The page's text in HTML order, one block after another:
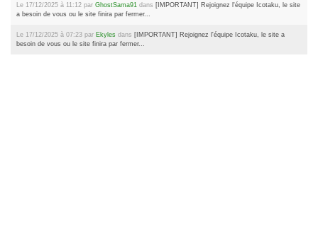
Le 17/12/2025 à 11:12 par GhostSama91 dans [IMPORTANT] Rejoignez l'équipe Icotaku, le site
a besoin de vous ou le site finira par fermer...
Le 17/12/2025 à 07:23 par Ekyles dans [IMPORTANT] Rejoignez l'équipe Icotaku, le site a
besoin de vous ou le site finira par fermer...